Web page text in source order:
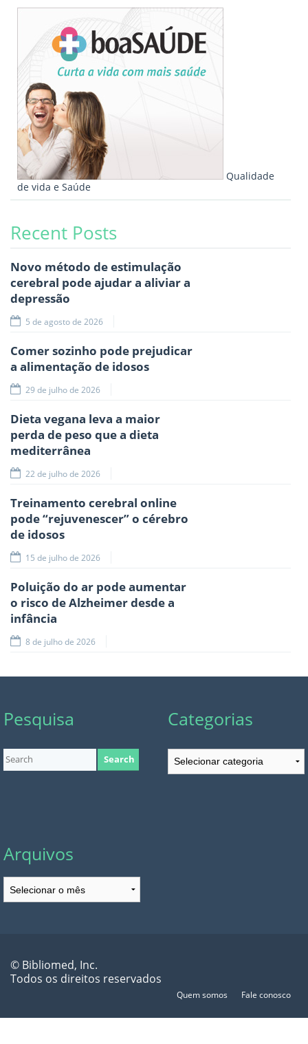
Qualidade
de vida e Saúde
Recent Posts
Novo método de estimulação
cerebral pode ajudar a aliviar a
depressão
5 de agosto de 2026
Comer sozinho pode prejudicar
a alimentação de idosos
29 de julho de 2026
Dieta vegana leva a maior
perda de peso que a dieta
mediterrânea
22 de julho de 2026
Treinamento cerebral online
pode “rejuvenescer” o cérebro
de idosos
15 de julho de 2026
Poluição do ar pode aumentar
o risco de Alzheimer desde a
infância
8 de julho de 2026
Pesquisa Categorias
Categorias
Arquivos
Arquivos
© Bibliomed, Inc.
Todos os direitos reservados
Quem somos Fale conosco